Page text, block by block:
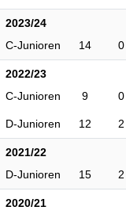
2023/24
C-Junioren
14 0
2022/23
C-Junioren
9 0
D-Junioren 12 2
2021/22
D-Junioren
15 2
2020/21